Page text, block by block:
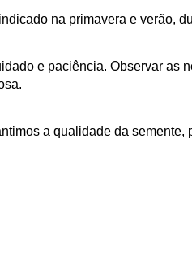
na primavera e verão,
e paciência. Observar as
a qualidade da